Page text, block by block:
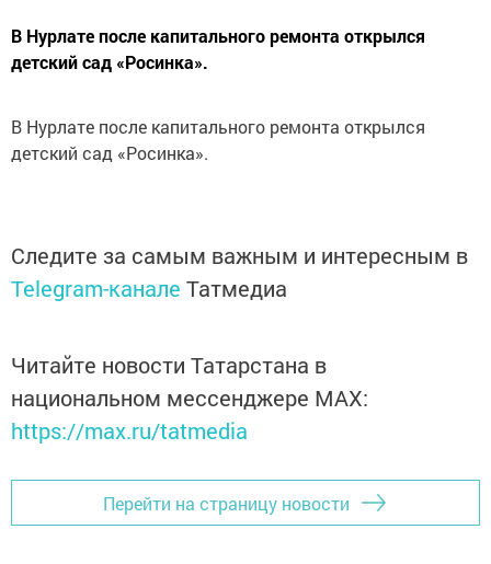
В Нурлате после капитального ремонта открылся
детский сад «Росинка».
В Нурлате после капитального ремонта открылся
детский сад «Росинка».
Следите за самым важным и интересным в
Telegram-канале Татмедиа
Читайте новости Татарстана в
национальном мессенджере MАХ:
https://max.ru/tatmedia
Перейти на страницу новости